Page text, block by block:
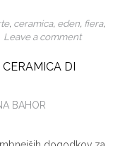
, ceramica, eden, fiera,
Leave a comment
DI
BAHOR